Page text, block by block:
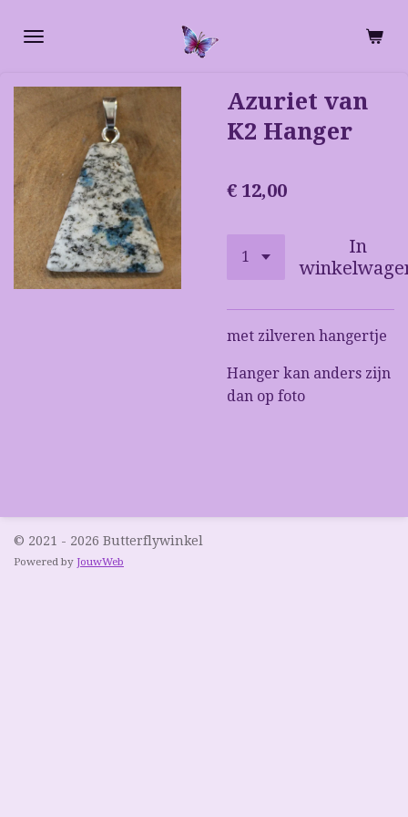
direct
de
hoofdinhoud
Azuriet van
K2 Hanger
€ 12,00
In
met zilveren hangertje
Hanger kan anders zijn
dan op foto
© 2021 - 2026 Butterflywinkel
Powered by JouwWeb